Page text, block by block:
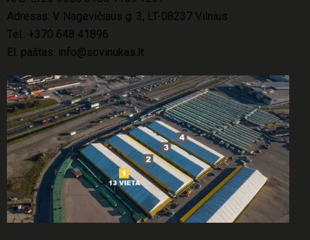
Adresas: V. Nagevičiaus g. 3, LT-08237 Vilnius
Tel.: +370 648 41896
El. paštas: info@sovinukas.lt